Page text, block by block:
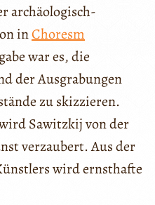
archäologisch-
inChoresm
war es, die
der Ausgrabungen
zu skizzieren.
Sawitzkij von der
verzaubert. Aus der
wird ernsthafte